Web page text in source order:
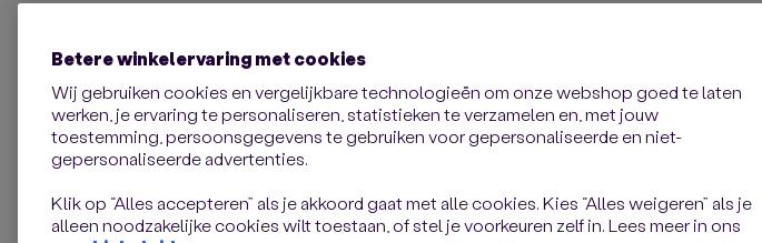
Betere winkelervaring met cookies
Wij gebruiken cookies en vergelijkbare technologieën om onze webshop goed te laten
werken, je ervaring te personaliseren, statistieken te verzamelen en, met jouw
toestemming, persoonsgegevens te gebruiken voor gepersonaliseerde en niet-
gepersonaliseerde advertenties.
Klik op “Alles accepteren” als je akkoord gaat met alle cookies. Kies “Alles weigeren” als je
alleen noodzakelijke cookies wilt toestaan, of stel je voorkeuren zelf in. Lees meer in ons